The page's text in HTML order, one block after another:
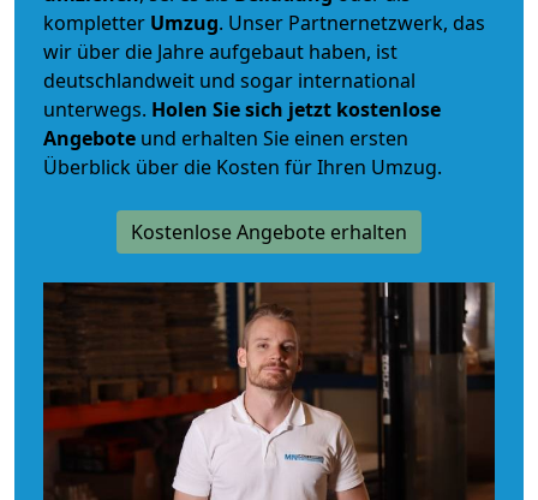
kompletter Umzug. Unser Partnernetzwerk, das
wir über die Jahre aufgebaut haben, ist
deutschlandweit und sogar international
unterwegs. Holen Sie sich jetzt kostenlose
Angebote und erhalten Sie einen ersten
Überblick über die Kosten für Ihren Umzug.
Kostenlose Angebote erhalten